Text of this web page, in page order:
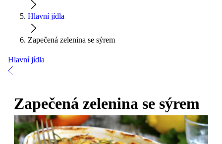
Hlavní jídla
Zapečená zelenina se sýrem
Hlavní jídla
Zapečená zelenina se sýrem